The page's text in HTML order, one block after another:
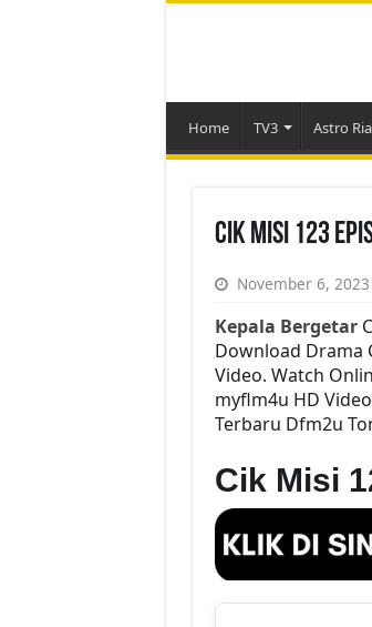
Home TV3 Astro Ria
Cik Misi 123
November 6, 2023
Kepala Bergetar
Download Drama
Video. Watch
myflm4u HD
Terbaru Dfm2u
Cik Misi